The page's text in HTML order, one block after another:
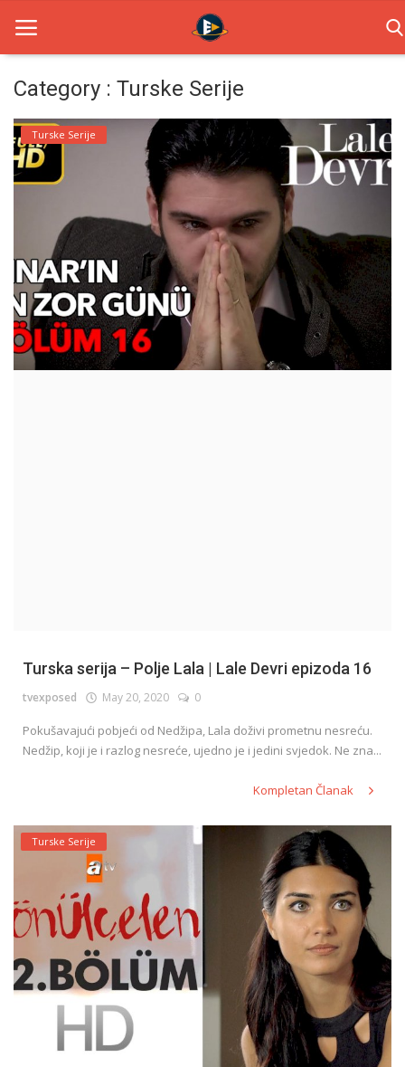
Home
Novosti
Filmovi
Glumci
Contact
Login
Category : Turske Serije
Turske Serije
Turska serija – Polje Lala | Lale Devri epizoda 16
tvexposed May 20, 2020 0
Pokušavajući pobjeći od Nedžipa, Lala doživi prometnu nesreću.
Nedžip, koji je i razlog nesreće, ujedno je i jedini svjedok. Ne zna...
Kompletan Članak
Turske Serije